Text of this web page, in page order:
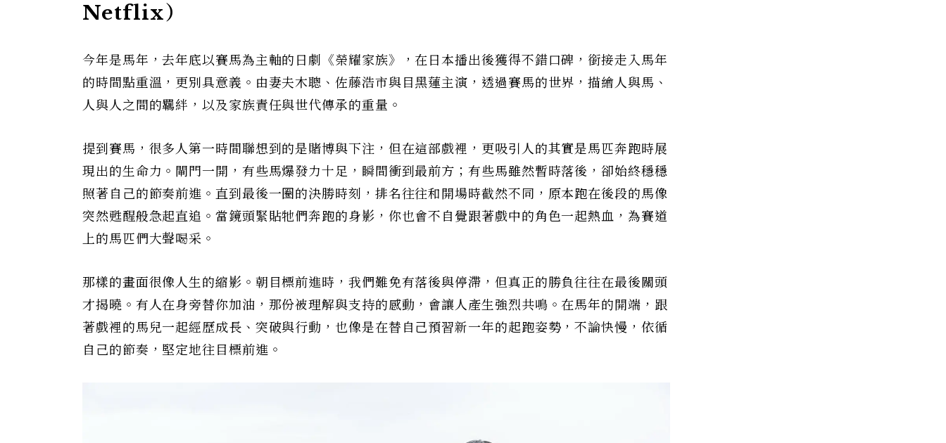
Netflix）
今年是馬年，去年底以賽馬為主軸的日劇《榮耀家族》，在日本播出後獲得不錯口碑，銜接走入馬年
的時間點重溫，更別具意義。由妻夫木聰、佐藤浩市與目黑蓮主演，透過賽馬的世界，描繪人與馬、
人與人之間的羈絆，以及家族責任與世代傳承的重量。
提到賽馬，很多人第一時間聯想到的是賭博與下注，但在這部戲裡，更吸引人的其實是馬匹奔跑時展
現出的生命力。閘門一開，有些馬爆發力十足，瞬間衝到最前方；有些馬雖然暫時落後，卻始終穩穩
照著自己的節奏前進。直到最後一圈的決勝時刻，排名往往和開場時截然不同，原本跑在後段的馬像
突然甦醒般急起直追。當鏡頭緊貼牠們奔跑的身影，你也會不自覺跟著戲中的角色一起熱血，為賽道
上的馬匹們大聲喝采。
那樣的畫面很像人生的縮影。朝目標前進時，我們難免有落後與停滯，但真正的勝負往往在最後關頭
才揭曉。有人在身旁替你加油，那份被理解與支持的感動，會讓人產生強烈共鳴。在馬年的開端，跟
著戲裡的馬兒一起經歷成長、突破與行動，也像是在替自己預習新一年的起跑姿勢，不論快慢，依循
自己的節奏，堅定地往目標前進。